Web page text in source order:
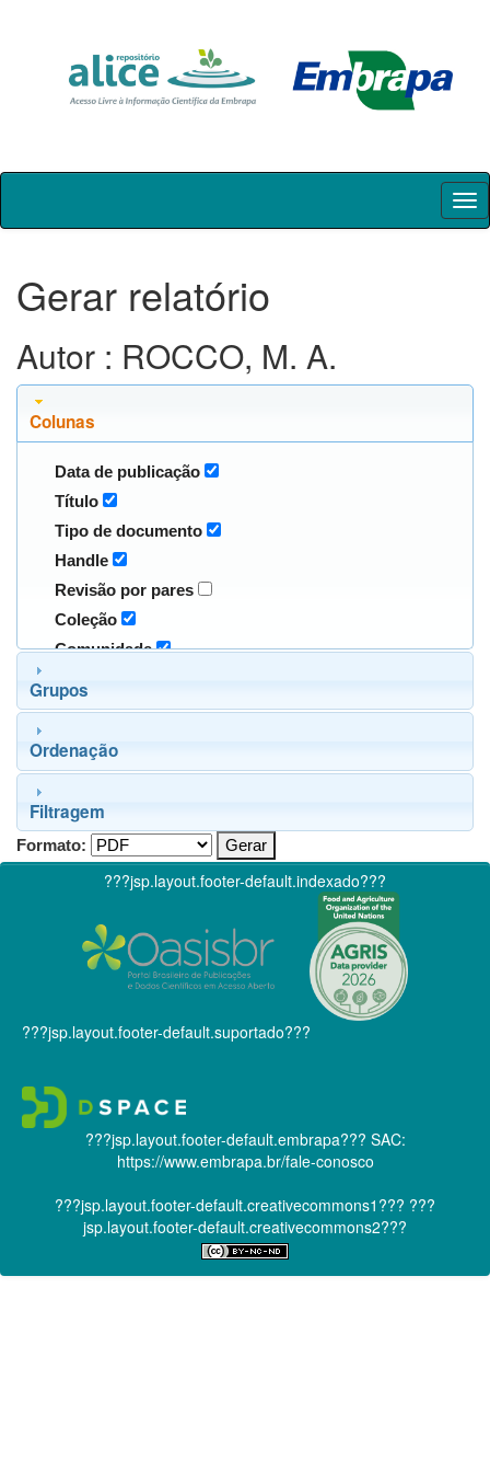
Skip
Gerar relatório
Autor : ROCCO, M. A.
Colunas
Data de publicação
Título
Tipo de documento
Handle
Revisão por pares
Coleção
Comunidade
Grupos
Ordenação
Filtragem
Formato:
???jsp.layout.footer-default.indexado???
???jsp.layout.footer-default.suportado???
???jsp.layout.footer-default.embrapa??? SAC:
https://www.embrapa.br/fale-conosco
???jsp.layout.footer-default.creativecommons1??? ???
jsp.layout.footer-default.creativecommons2???